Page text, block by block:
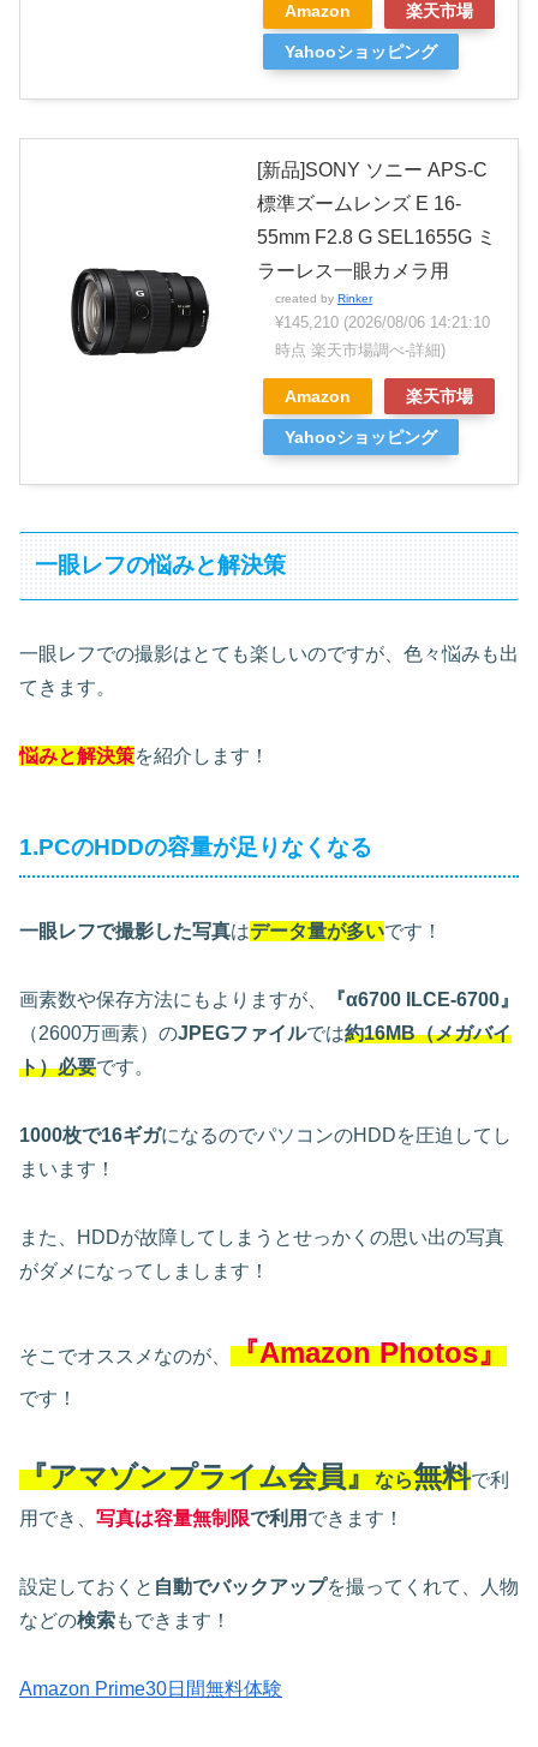
Amazon 楽天市場
Yahooショッピング
[新品]SONY ソニー APS-C
標準ズームレンズ E 16-
55mm F2.8 G SEL1655G ミ
ラーレス一眼カメラ用
created by Rinker
¥145,210 (2026/08/06 14:21:10
時点 楽天市場調べ-詳細)
Amazon 楽天市場
Yahooショッピング
一眼レフの悩みと解決策
一眼レフでの撮影はとても楽しいのですが、色々悩みも出
てきます。
悩みと解決策を紹介します！
1.PCのHDDの容量が足りなくなる
一眼レフで撮影した写真はデータ量が多いです！
画素数や保存方法にもよりますが、 『α6700 ILCE-6700 』
（2600万画素）のJPEGファイルでは約16MB（メガバイ
ト）必要です。
1000枚で16ギガになるのでパソコンのHDDを圧迫してし
まいます！
また、HDDが故障してしまうとせっかくの思い出の写真
がダメになってしまします！
そこでオススメなのが、 『Amazon Photos』
です！
『アマゾンプライム会員』なら無料で利
用でき、 写真は容量無制限で利用 できます！
設定しておくと 自動でバックアップを撮ってくれて、人物
などの検索もできます！
Amazon Prime30日間無料体験